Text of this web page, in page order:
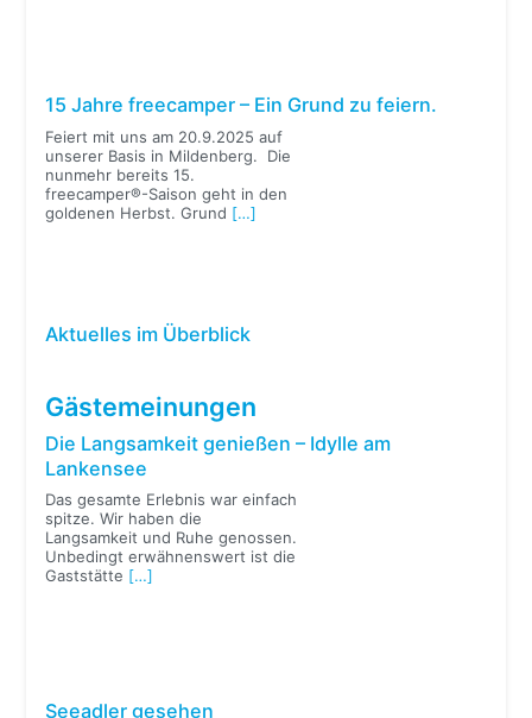
15 Jahre freecamper – Ein Grund zu feiern.
Feiert mit uns am 20.9.2025 auf
unserer Basis in Mildenberg. Die
nunmehr bereits 15.
freecamper®-Saison geht in den
goldenen Herbst. Grund […]
Aktuelles im Überblick
Gästemeinungen
Die Langsamkeit genießen – Idylle am
Lankensee
Das gesamte Erlebnis war einfach
spitze. Wir haben die
Langsamkeit und Ruhe genossen.
Unbedingt erwähnenswert ist die
Gaststätte […]
Seeadler gesehen